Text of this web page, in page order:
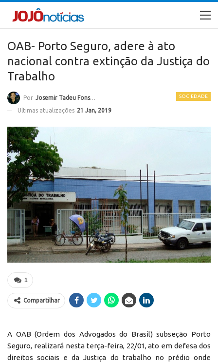
OAB- Porto Seguro, adere à ato
nacional contra extinção da Justiça do
Trabalho
SOCIEDADE
Por Josemir Tadeu Fonseca
Ultimas atualizações 21 Jan, 2019
1
Compartilhar
A OAB (Ordem dos Advogados do Brasil) subseção Porto
Seguro, realizará nesta terça-feira, 22/01, ato em defesa dos
direitos sociais e da Justiça do trabalho no prédio onde